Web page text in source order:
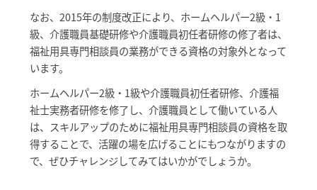
なお、2015年の制度改正により、ホームヘルパー2級・1
級、介護職員基礎研修や介護職員初任者研修の修了者は、
福祉用具専門相談員の業務ができる資格の対象外となって
います。
ホームヘルパー2級・1級や介護職員初任者研修、介護福
祉士実務者研修を修了し、介護職員として働いている人
は、スキルアップのために福祉用具専門相談員の資格を取
得することで、活躍の場を広げることにもつながりますの
で、ぜひチャレンジしてみてはいかがでしょうか。